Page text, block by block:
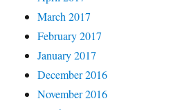
March 2017
February 2017
January 2017
December 2016
November 2016